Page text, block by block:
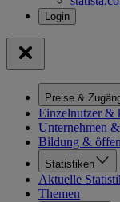
Preise &
Einzelnutzer &
Unternehmen
Bildung &
Statistiken
Aktuelle
Themen